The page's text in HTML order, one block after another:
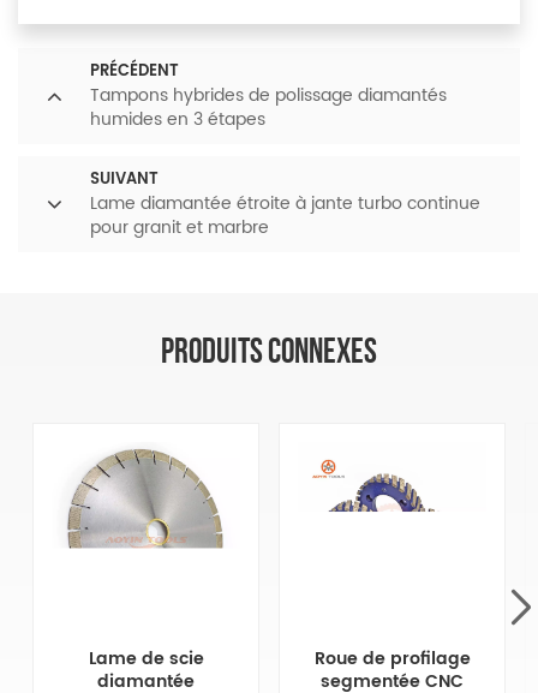
PRÉCÉDENT
Tampons hybrides de polissage diamantés
humides en 3 étapes
SUIVANT
Lame diamantée étroite à jante turbo continue
pour granit et marbre
PRODUITS CONNEXES
Lame de scie
diamantée
Roue de profilage
segmentée CNC